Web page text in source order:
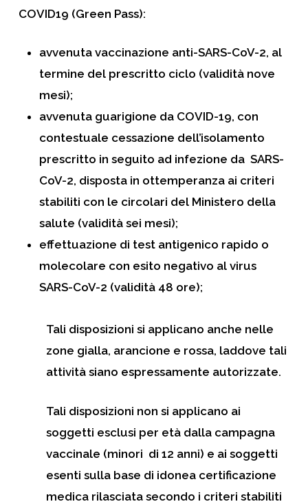
COVID19 (Green Pass):
avvenuta vaccinazione anti-SARS-CoV-2, al
termine del prescritto ciclo (validità nove
mesi);
avvenuta guarigione da COVID-19, con
contestuale cessazione dell’isolamento
prescritto in seguito ad infezione da SARS-
CoV-2, disposta in ottemperanza ai criteri
stabiliti con le circolari del Ministero della
salute (validità sei mesi);
effettuazione di test antigenico rapido o
molecolare con esito negativo al virus
SARS-CoV-2 (validità 48 ore);
Tali disposizioni si applicano anche nelle
zone gialla, arancione e rossa, laddove tali
attività siano espressamente autorizzate.
Tali disposizioni non si applicano ai
soggetti esclusi per età dalla campagna
vaccinale (minori di 12 anni) e ai soggetti
esenti sulla base di idonea certificazione
medica rilasciata secondo i criteri stabiliti